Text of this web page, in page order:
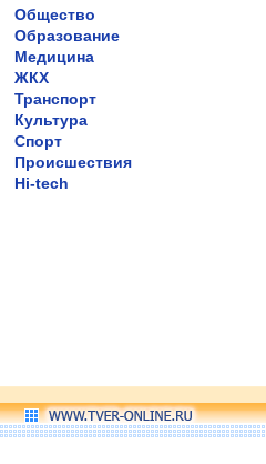
Общество
Образование
Медицина
ЖКХ
Транспорт
Культура
Спорт
Происшествия
Hi-tech